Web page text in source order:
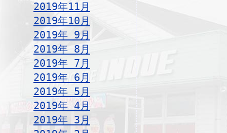
2019年11月
2019年10月
2019年 9月
2019年 8月
2019年 7月
2019年 6月
2019年 5月
2019年 4月
2019年 3月